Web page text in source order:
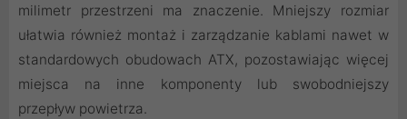
milimetr przestrzeni ma znaczenie. Mniejszy rozmiar
ułatwia również montaż i zarządzanie kablami nawet w
standardowych obudowach ATX, pozostawiając więcej
miejsca na inne komponenty lub swobodniejszy
przepływ powietrza.